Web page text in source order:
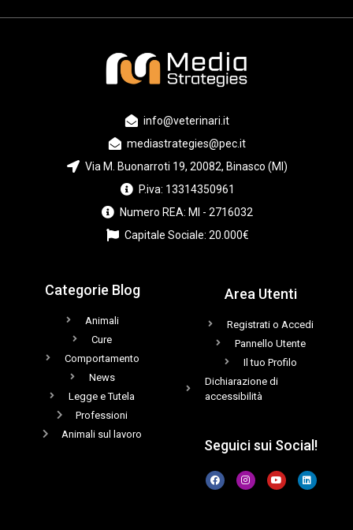
info@veterinari.it
mediastrategies@pec.it
Via M. Buonarroti 19, 20082, Binasco (MI)
P.iva: 13314350961
Numero REA: MI - 2716032
Capitale Sociale: 20.000€
Categorie Blog
Animali
Cure
Comportamento
News
Legge e Tutela
Professioni
Animali sul lavoro
Area Utenti
Registrati o Accedi
Pannello Utente
Il tuo Profilo
Dichiarazione di
accessibilità
Seguici sui Social!